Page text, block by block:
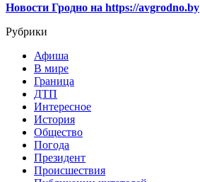
Новости Гродно на https://avgrodno.by
Рубрики
Афиша
В мире
Граница
ДТП
Интересное
История
Общество
Погода
Президент
Происшествия